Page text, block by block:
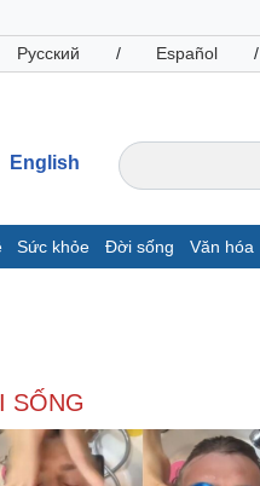
Русский / Español /
English
Sức khỏe Đời sống Văn hóa
Giá cà phê
SỐNG